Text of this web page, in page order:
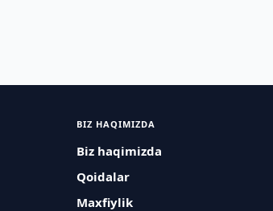
BIZ HAQIMIZDA
Biz haqimizda
Qoidalar
Maxfiylik